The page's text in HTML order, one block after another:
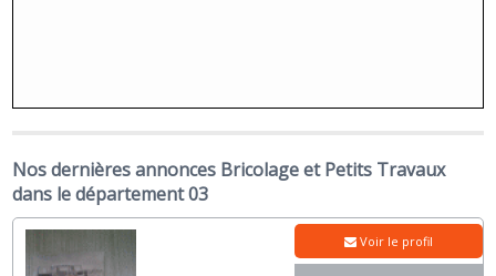
Nos dernières annonces Bricolage et Petits Travaux
dans le département 03
Voir le profil